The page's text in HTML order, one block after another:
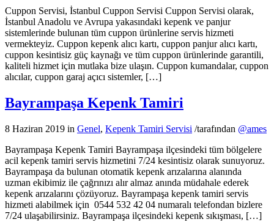
Cuppon Servisi, İstanbul Cuppon Servisi Cuppon Servisi olarak,
İstanbul Anadolu ve Avrupa yakasındaki kepenk ve panjur
sistemlerinde bulunan tüm cuppon ürünlerine servis hizmeti
vermekteyiz. Cuppon kepenk alıcı kartı, cuppon panjur alıcı kartı,
cuppon kesintisiz güç kaynağı ve tüm cuppon ürünlerinde garantili,
kaliteli hizmet için mutlaka bize ulaşın. Cuppon kumandalar, cuppon
alıcılar, cuppon garaj açıcı sistemler, […]
Bayrampaşa Kepenk Tamiri
8 Haziran 2019 in Genel, Kepenk Tamiri Servisi /tarafından @ames
Bayrampaşa Kepenk Tamiri Bayrampaşa ilçesindeki tüm bölgelere
acil kepenk tamiri servis hizmetini 7/24 kesintisiz olarak sunuyoruz.
Bayrampaşa da bulunan otomatik kepenk arızalarına alanında
uzman ekibimiz ile çağrınızı alır almaz anında müdahale ederek
kepenk arızalarını çözüyoruz. Bayrampaşa kepenk tamiri servis
hizmeti alabilmek için 0544 532 42 04 numaralı telefondan bizlere
7/24 ulaşabilirsiniz. Bayrampaşa ilçesindeki kepenk sıkışması, […]